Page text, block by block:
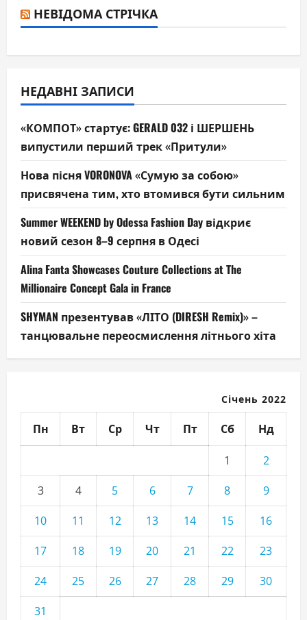
НЕВІДОМА СТРІЧКА
НЕДАВНІ ЗАПИСИ
«КОМПОТ» стартує: GERALD 032 і ШЕРШЕНЬ
випустили перший трек «Притули»
Нова пісня VORONOVA «Сумую за собою»
присвячена тим, хто втомився бути сильним
Summer WEEKEND by Odessa Fashion Day відкриє
новий сезон 8–9 серпня в Одесі
Alina Fanta Showcases Couture Collections at The
Millionaire Concept Gala in France
SHYMAN презентував «ЛІТО (DIRESH Remix)» –
танцювальне переосмислення літнього хіта
Січень 2022
Пн Вт Ср Чт Пт Сб Нд
1
2
3
4 5 6 7 8
9
10
11 12 13 14 15
16
17
18 19 20 21 22
23
24
25 26 27 28 29
30
31